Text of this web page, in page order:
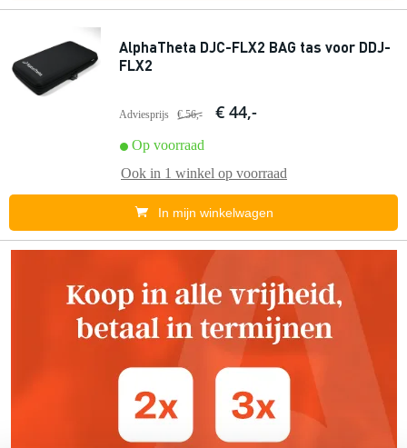
AlphaTheta DJC-FLX2 BAG tas voor DDJ-
FLX2
Adviesprijs € 56,- € 44,-
Op voorraad
Ook in 1 winkel op voorraad
In mijn winkelwagen